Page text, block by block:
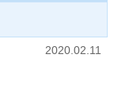
2020.02.11